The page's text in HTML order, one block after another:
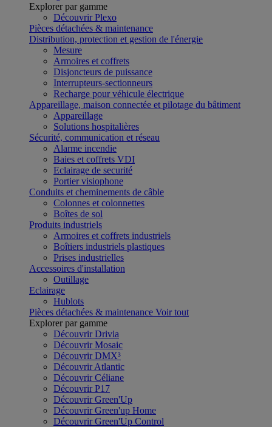
Explorer par gamme
Découvrir Plexo
Pièces détachées & maintenance
Distribution, protection et gestion de l'énergie
Mesure
Armoires et coffrets
Disjoncteurs de puissance
Interrupteurs-sectionneurs
Recharge pour véhicule électrique
Appareillage, maison connectée et pilotage du bâtiment
Appareillage
Solutions hospitalières
Sécurité, communication et réseau
Alarme incendie
Baies et coffrets VDI
Eclairage de securité
Portier visiophone
Conduits et cheminements de câble
Colonnes et colonnettes
Boîtes de sol
Produits industriels
Armoires et coffrets industriels
Boîtiers industriels plastiques
Prises industrielles
Accessoires d'installation
Outillage
Eclairage
Hublots
Pièces détachées & maintenance Voir tout
Explorer par gamme
Découvrir Drivia
Découvrir Mosaic
Découvrir DMX³
Découvrir Atlantic
Découvrir Céliane
Découvrir P17
Découvrir Green'Up
Découvrir Green'up Home
Découvrir Green'Up Control